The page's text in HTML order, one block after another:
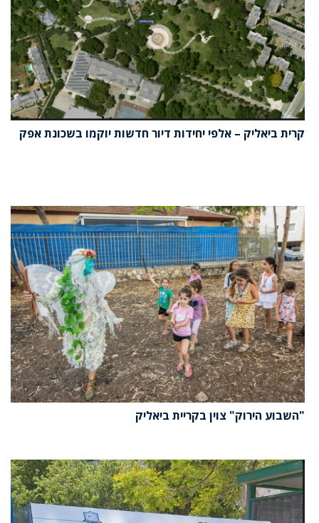
קרית ביאליק – אלפי יחידות דיור חדשות יוקמו בשכונת אפק
"השבוע הירוק" צוין בקריית ביאליק